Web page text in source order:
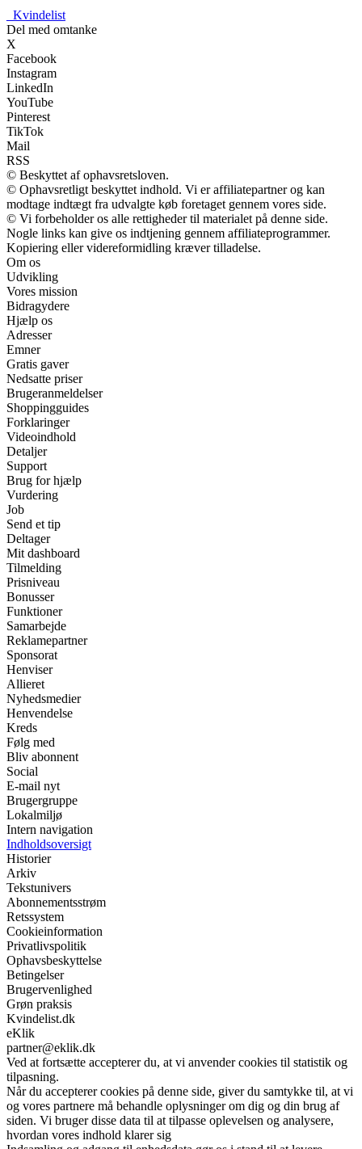
Kvindelist
Del med omtanke
X
Facebook
Instagram
LinkedIn
YouTube
Pinterest
TikTok
Mail
RSS
© Beskyttet af ophavsretsloven.
© Ophavsretligt beskyttet indhold. Vi er affiliatepartner og kan
modtage indtægt fra udvalgte køb foretaget gennem vores side.
© Vi forbeholder os alle rettigheder til materialet på denne side.
Nogle links kan give os indtjening gennem affiliateprogrammer.
Kopiering eller videreformidling kræver tilladelse.
Om os
Udvikling
Vores mission
Bidragydere
Hjælp os
Adresser
Emner
Gratis gaver
Nedsatte priser
Brugeranmeldelser
Shoppingguides
Forklaringer
Videoindhold
Detaljer
Support
Brug for hjælp
Vurdering
Job
Send et tip
Deltager
Mit dashboard
Tilmelding
Prisniveau
Bonusser
Funktioner
Samarbejde
Reklamepartner
Sponsorat
Henviser
Allieret
Nyhedsmedier
Henvendelse
Kreds
Følg med
Bliv abonnent
Social
E-mail nyt
Brugergruppe
Lokalmiljø
Intern navigation
Indholdsoversigt
Historier
Arkiv
Tekstunivers
Abonnementsstrøm
Retssystem
Cookieinformation
Privatlivspolitik
Ophavsbeskyttelse
Betingelser
Brugervenlighed
Grøn praksis
Kvindelist.dk
eKlik
partner@eklik.dk
Ved at fortsætte accepterer du, at vi anvender cookies til statistik og
tilpasning.
Når du accepterer cookies på denne side, giver du samtykke til, at vi
og vores partnere må behandle oplysninger om dig og din brug af
siden. Vi bruger disse data til at tilpasse oplevelsen og analysere,
hvordan vores indhold klarer sig